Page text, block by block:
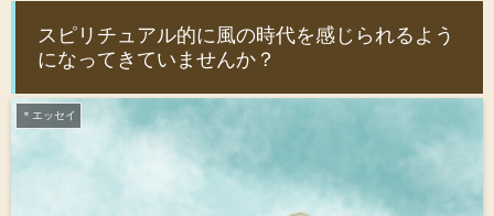
スピリチュアル的に風の時代を感じられるよう
になってきていませんか？
＊エッセイ